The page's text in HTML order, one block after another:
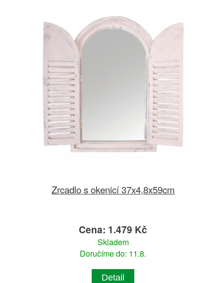
Zrcadlo s okenicí 37x4,8x59cm
Cena: 1.479 Kč
Skladem
Doručíme do: 11.8.
Detail